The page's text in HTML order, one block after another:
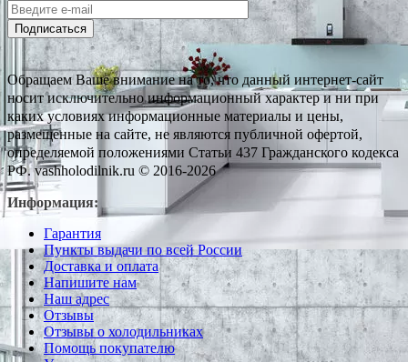
Подписаться
Обращаем Ваше внимание на то, что данный интернет-сайт
носит исключительно информационный характер и ни при
каких условиях информационные материалы и цены,
размещенные на сайте, не являются публичной офертой,
определяемой положениями Статьи 437 Гражданского кодекса
РФ. vashholodilnik.ru © 2016-2026
Информация:
Гарантия
Пункты выдачи по всей России
Доставка и оплата
Напишите нам
Наш адрес
Отзывы
Отзывы о холодильниках
Помощь покупателю